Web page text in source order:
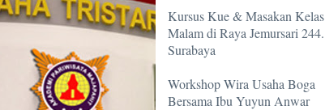
Kursus Kue & Masakan Kelas
Malam di Raya Jemursari 244.
Surabaya
Workshop Wira Usaha Boga
Bersama Ibu Yuyun Anwar